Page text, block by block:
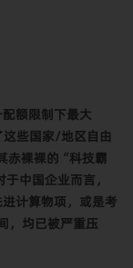
额限制下最大
些国家/地区自由
赤裸裸的“科技霸
中国企业而言，
计算物项，或是考
，均已被严重压